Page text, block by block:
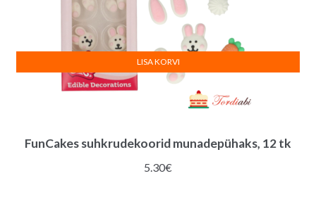
FunCakes suhkrudekoorid munadepühaks, 12 tk
5.30€
LISA KORVI